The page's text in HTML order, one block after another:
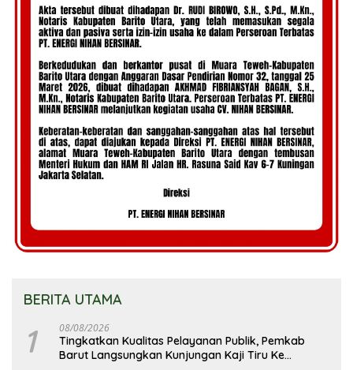
BERITA UTAMA
1 08/08/2026
Tingkatkan Kualitas Pelayanan Publik, Pemkab
Barut Langsungkan Kunjungan Kaji Tiru Ke